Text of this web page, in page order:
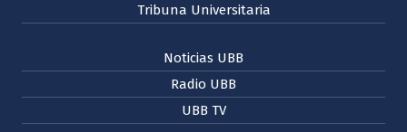
Tribuna Universitaria
Noticias UBB
Radio UBB
UBB TV